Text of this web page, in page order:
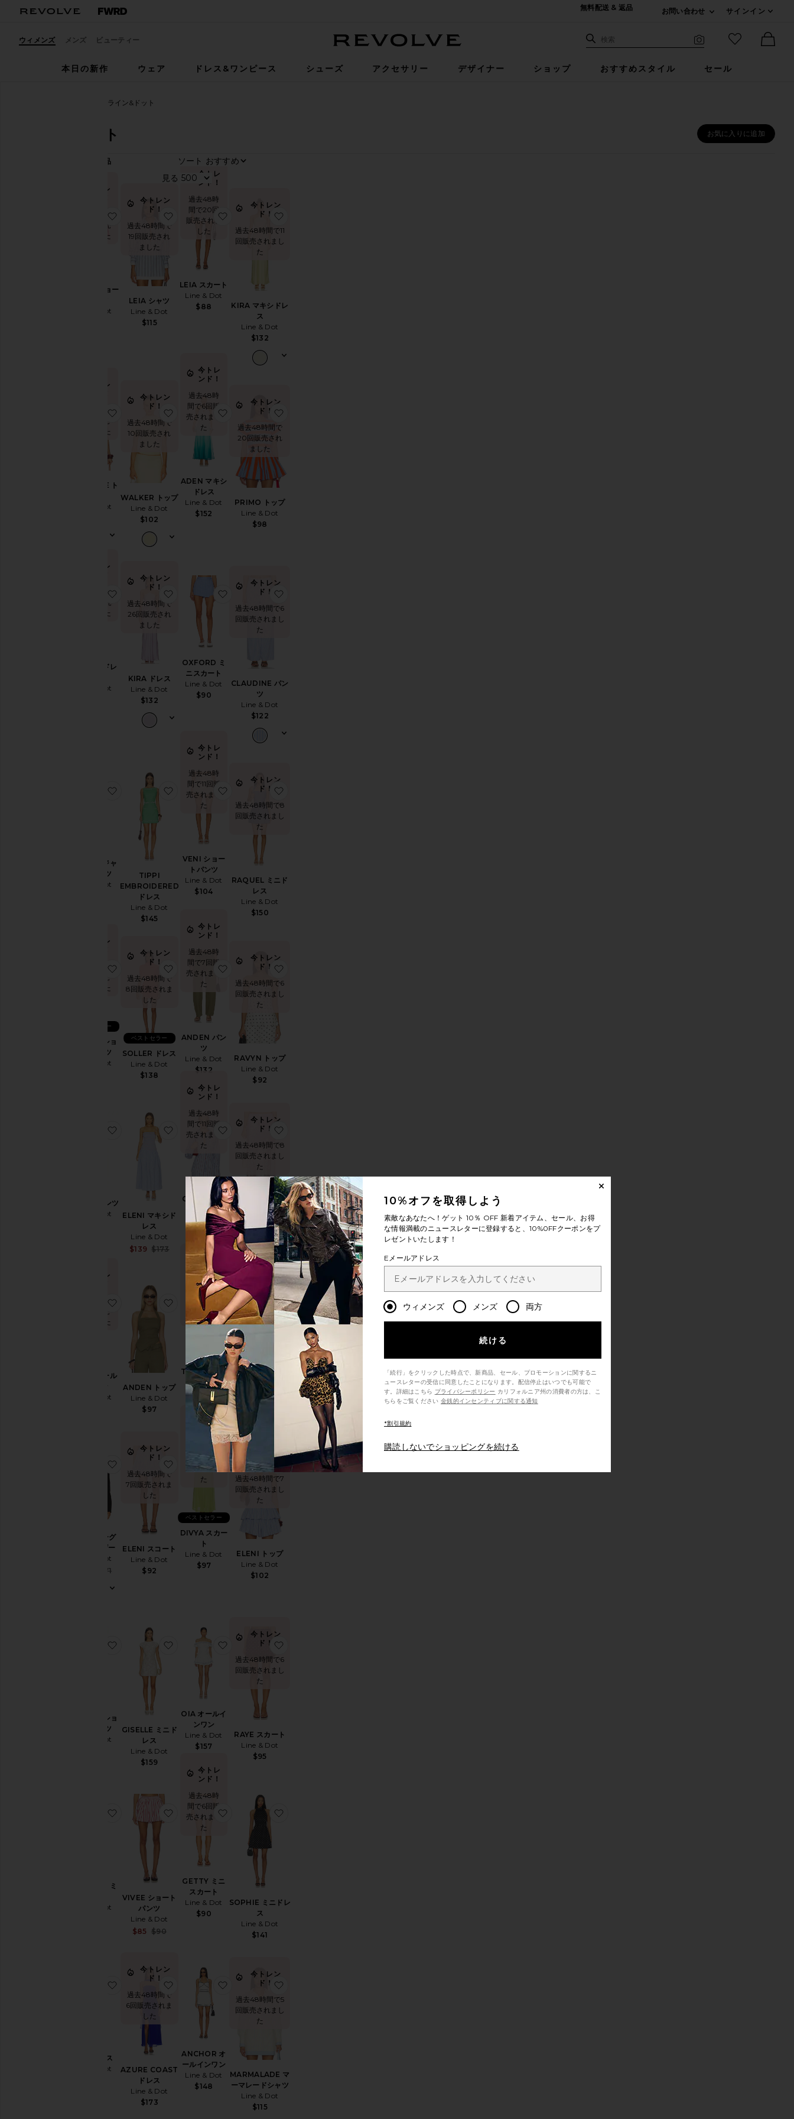
無料配送 & 返品
お問い合わせ
サインイン
ウィメンズ メンズ ビューティー サイト検索
検索
お気に入り
本日の新作
ウェア ドレス&ワンピース シューズ アクセサリー デザイナー ショップ おすすめスタイル セール
ライン&ドット
ライン&ドット お気に入りに追加
商品
ソート
今トレ
過去48時間
で21回販売
されました
PRIMO ショー
Line & Dot
お気に入りPRIMO ショートパンツ
今トレン
ド！
過去48時間で
19回販売され
ました
LEIA シャツ
Line & Dot
$115
お気に入りLEIA シャツ
今トレ
ンド！
過去48時
間で20回
販売されま
した
LEIA スカート
Line & Dot
$88
お気に入りLEIA スカート
今トレン
ド！
過去48時間で11
回販売されまし
た
KIRA マキシドレ
ス
Line & Dot
$132
今トレ
過去48時間
で8回販売
されました
CLAUDINE ト
Line & Dot
お気に入りCLAUDINE トップ
今トレン
ド！
過去48時間で
10回販売され
ました
WALKER トップ
Line & Dot
$102
お気に入りWALKER トップ
今トレ
ンド！
過去48時
間で6回販
売されまし
た
ADEN マキシ
ドレス
Line & Dot
$152
お気に入りADEN マキシドレス
今トレン
ド！
過去48時間で
20回販売され
ました
PRIMO トップ
Line & Dot
$98
今トレ
過去48時間
で27回販売
されました
ADELYN ドレ
Line & Dot
お気に入りADELYN ドレス
今トレン
ド！
過去48時間で
26回販売され
ました
KIRA ドレス
Line & Dot
$132
お気に入りKIRA ドレス
OXFORD ミ
ニスカート
Line & Dot
$90
お気に入りOXFORD ミニスカート
今トレン
ド！
過去48時間で6
回販売されまし
た
CLAUDINE パン
ツ
Line & Dot
$122
LOWEN ジャ
ンプスーツ
Line & Dot
お気に入りLOWEN ジャンプスーツ
TIPPI
EMBROIDERED
ドレス
Line & Dot
$145
お気に入りTIPPI EMBROIDERED ドレス
今トレ
ンド！
過去48時
間で11回販
売されまし
た
VENI ショー
トパンツ
Line & Dot
$104
お気に入りVENI ショートパンツ
今トレン
ド！
過去48時間で8
回販売されまし
た
RAQUEL ミニド
レス
Line & Dot
$150
今トレ
過去48時間
されました
SOPHIE ショ
ートパンツ
Line & Dot
ベストセラー
お気に入りSOPHIE ショートパンツ
今トレン
ド！
過去48時間で
8回販売されま
した
SOLLER ドレス
Line & Dot
$138
ベストセラー
お気に入りSOLLER ドレス
今トレ
ンド！
過去48時
間で7回販
売されまし
た
ANDEN パン
ツ
Line & Dot
$132
お気に入りANDEN パンツ
今トレン
ド！
過去48時間で6
回販売されまし
た
RAVYN トップ
Line & Dot
$92
RAVYN パンツ
Line & Dot
お気に入りRAVYN パンツ
ELENI マキシド
レス
Line & Dot
Sale price:
$139
Previous price:
$173
お気に入りELENI マキシドレス
今トレ
ンド！
過去48時
間で11回販
売されまし
た
GETTY シャ
ツ
Line & Dot
$97
お気に入りGETTY シャツ
今トレン
ド！
過去48時間で8
回販売されまし
た
ODESSA スカー
ト
Line & Dot
$115
ベストセラー
今トレ
過去48時間
されました
FOND オール
Line & Dot
お気に入りFOND オールインワン
ANDEN トップ
Line & Dot
$97
お気に入りANDEN トップ
今トレ
ンド！
過去48時
間で5回販
売されまし
た
TALIE ミニド
レス
Line & Dot
$138
お気に入りTALIE ミニドレス
今トレン
ド！
過去48時間で9
回販売されまし
DIVYA トップ
Line & Dot
$88
ベストセラー
お気に入りDIVYA トップ
IDA アワーグ
ラスブレザー
Line & Dot
Sale price:
$171
お気に入りIDA アワーグラスブレザー
今トレン
ド！
過去48時間で
7回販売されま
した
ELENI スコート
Line & Dot
$92
お気に入りELENI スコート
今トレ
ンド！
過去48時
間で7回販
売されまし
た
DIVYA スカー
ト
Line & Dot
$97
ベストセラー
お気に入りDIVYA スカート
今トレン
過去48時間で7
回販売されまし
た
ELENI トップ
Line & Dot
$102
お気に入りELENI トップ
NICOLO ショ
ートパンツ
Line & Dot
お気に入りNICOLO ショートパンツ
GISELLE ミニド
レス
Line & Dot
$159
お気に入りGISELLE ミニドレス
OIA オールイ
ンワン
Line & Dot
$157
お気に入りOIA オールインワン
今トレン
ド！
過去48時間で6
回販売されまし
た
RAYE スカート
Line & Dot
$95
PERNILLE ミ
Line & Dot
お気に入りPERNILLE ミニドレス
VIVEE ショート
パンツ
Line & Dot
$85 $90
お気に入りVIVEE ショートパンツ
今トレ
ンド！
過去48時
間で6回販
売されまし
た
GETTY ミニ
スカート
Line & Dot
$90
お気に入りGETTY ミニスカート
SOPHIE ミニドレ
ス
Line & Dot
$141
OIA ドレス
Line & Dot
お気に入りOIA ドレス
今トレン
ド！
過去48時間で
6回販売されま
した
AZURE COAST
ドレス
Line & Dot
$173
お気に入りAZURE COAST ドレス
ANCHOR オ
ールインワン
Line & Dot
$148
お気に入りANCHOR オールインワン
今トレン
ド！
過去48時間で5
回販売されまし
た
MARMALADE マ
ーマレードシャツ
Line & Dot
$115
10%オフを取得しよう
素敵なあなたへ！ゲット 10％ OFF 新着アイテム、セール、お得
な情報満載のニュースレターに登録すると、10%0FFクーポンをプ
レゼントいたします！
Eメールアドレス
ウィメンズ メンズ 両方
続ける
「続行」をクリックした時点で、新商品、セール、プロモーションに関するニ
ュースレターの受信に同意したことになります。配信停止はいつでも可能で
す。詳細はこちら プライバシーポリシー
ちらをご覧ください 金銭的インセンティブに関する通知
*割引規約
購読しないでショッピングを続ける